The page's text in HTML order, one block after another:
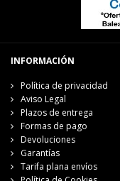
INFORMACIÓN
Política de privacidad
Aviso Legal
Plazos de entrega
Formas de pago
Devoluciones
Garantías
Tarifa plana envíos